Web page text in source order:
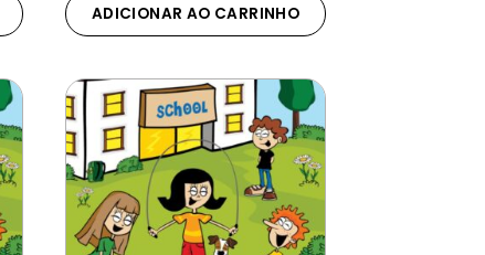
ADICIONAR AO CARRINHO